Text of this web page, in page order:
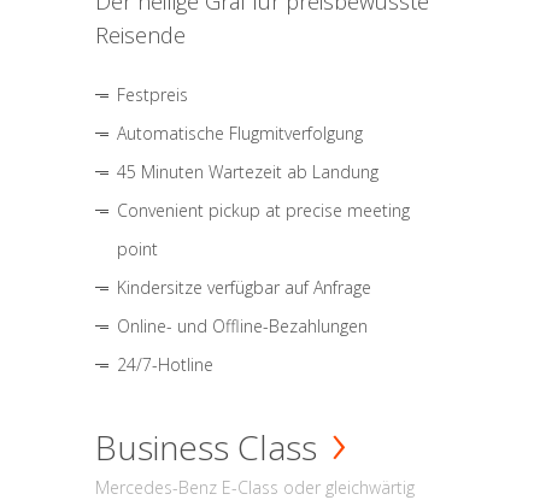
Reisende
Festpreis
Automatische Flugmitverfolgung
45 Minuten Wartezeit ab Landung
Convenient pickup at precise meeting
point
Kindersitze verfügbar auf Anfrage
Online- und Offline-Bezahlungen
24/7-Hotline
Business Class
Mercedes-Benz E-Class oder gleichwärtig